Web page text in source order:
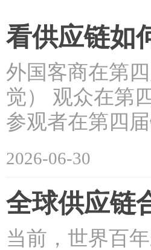
看供应链如
外国客商在第
觉） 观众在第
参观者在第四
2026-06-30
全球供应链
当前，世界百